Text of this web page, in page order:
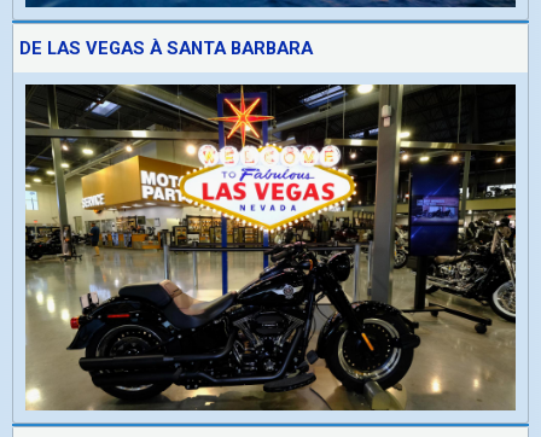
DE LAS VEGAS À SANTA BARBARA